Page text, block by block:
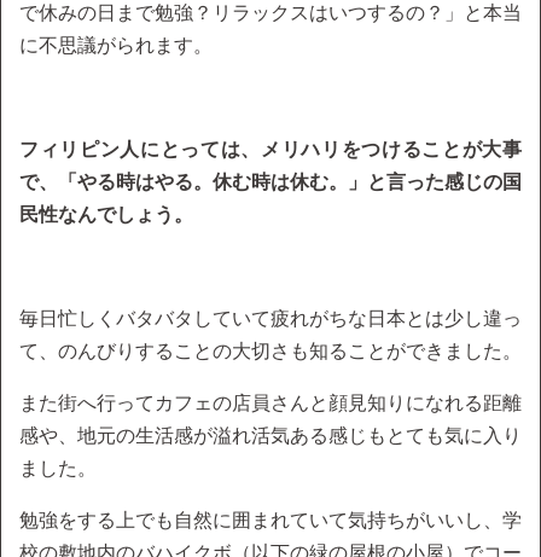
で休みの日まで勉強？リラックスはいつするの？」と本当
に不思議がられます。
フィリピン人にとっては、メリハリをつけることが大事
で、「やる時はやる。休む時は休む。」と言った感じの国
民性なんでしょう。
毎日忙しくバタバタしていて疲れがちな日本とは少し違っ
て、のんびりすることの大切さも知ることができました。
また街へ行ってカフェの店員さんと顔見知りになれる距離
感や、地元の生活感が溢れ活気ある感じもとても気に入り
ました。
勉強をする上でも自然に囲まれていて気持ちがいいし、学
校の敷地内のバハイクボ（以下の緑の屋根の小屋）でコー